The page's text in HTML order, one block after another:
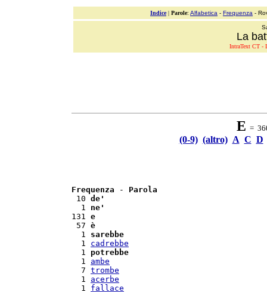
Indice| Parole: Alfabetica - Frequenza -
La
IntraText CT -
E =
(0-9) (altro) A C D
Frequenza - Parola
10 de'
  1
ne'
131 e
57 è
  1
sarebbe
  1
cadrebbe
  1
potrebbe
  1
ambe
  7
trombe
  1
acerbe
  1
fallace